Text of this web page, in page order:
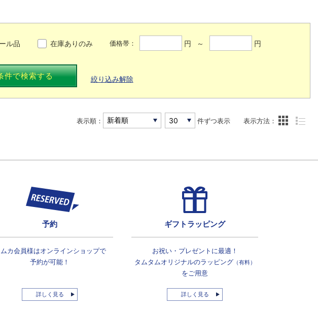
ル品 在庫ありのみ 価格帯： 円 ～ 円
件で検索する 絞り込み解除
表示順： 件ずつ表示 表示方法：
予約
カ会員様はオンラインショップで
予約が可能！
詳しく見る
ギフトラッピング
お祝い・プレゼントに最適！
タムタムオリジナルのラッピング（有料）
をご用意
詳しく見る